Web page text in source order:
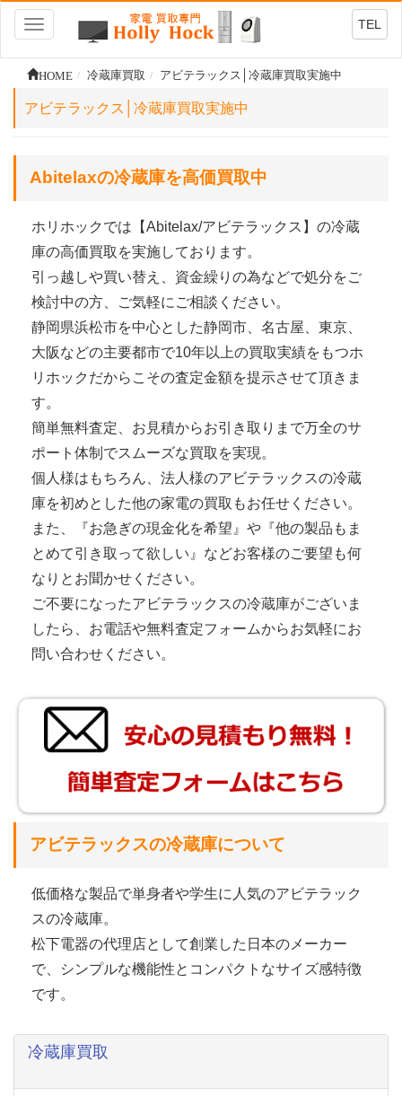
Toggle
navigation
TEL
HOME 冷蔵庫買取 アビテラックス│冷蔵庫買取実施中
アビテラックス│冷蔵庫買取実施中
Abitelaxの冷蔵庫を高価買取中
ホリホックでは【Abitelax/アビテラックス】の冷蔵
庫の高価買取を実施しております。
引っ越しや買い替え、資金繰りの為などで処分をご
検討中の方、ご気軽にご相談ください。
静岡県浜松市を中心とした静岡市、名古屋、東京、
大阪などの主要都市で10年以上の買取実績をもつホ
リホックだからこその査定金額を提示させて頂きま
す。
簡単無料査定、お見積からお引き取りまで万全のサ
ポート体制でスムーズな買取を実現。
個人様はもちろん、法人様のアビテラックスの冷蔵
庫を初めとした他の家電の買取もお任せください。
また、『お急ぎの現金化を希望』や『他の製品もま
とめて引き取って欲しい』などお客様のご要望も何
なりとお聞かせください。
ご不要になったアビテラックスの冷蔵庫がございま
したら、お電話や無料査定フォームからお気軽にお
問い合わせください。
アビテラックスの冷蔵庫について
低価格な製品で単身者や学生に人気のアビテラック
スの冷蔵庫。
松下電器の代理店として創業した日本のメーカー
で、シンプルな機能性とコンパクトなサイズ感特徴
です。
冷蔵庫買取